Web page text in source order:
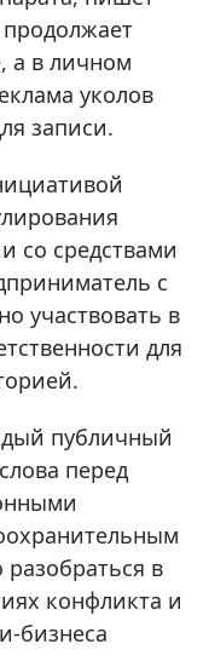
а в личном
уколов
записи.
со средствами
с
участвовать в
для
публичный
перед
разобраться в
конфликта и
бизнеса